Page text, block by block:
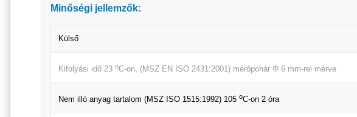
Minőségi jellemzők:
Külső
Kifolyási idő 23 oC-on, (MSZ EN ISO 2431:2001) mérőpohár Φ 6 mm-rel mérve
Nem illó anyag tartalom (MSZ ISO 1515:1992) 105 oC-on 2 óra